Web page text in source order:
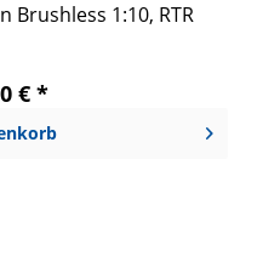
Brushless 1:10, RTR
€ *